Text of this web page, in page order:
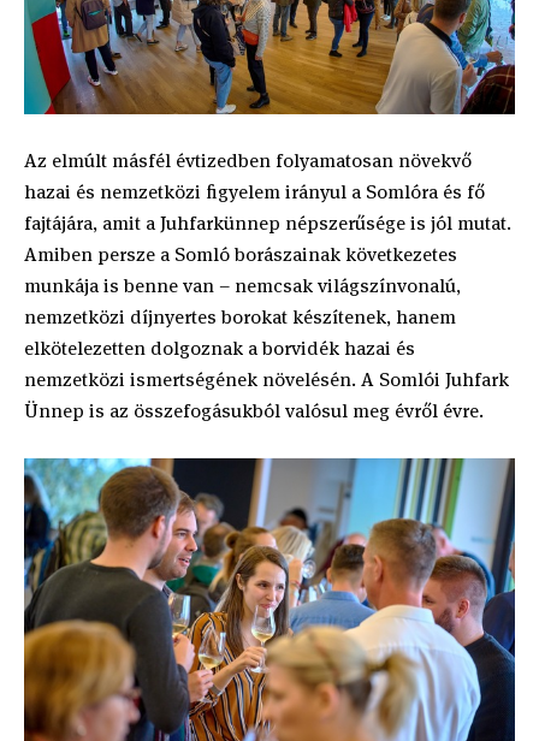
Az elmúlt másfél évtizedben folyamatosan növekvő
hazai és nemzetközi figyelem irányul a Somlóra és fő
fajtájára, amit a Juhfarkünnep népszerűsége is jól mutat.
Amiben persze a Somló borászainak következetes
munkája is benne van – nemcsak világszínvonalú,
nemzetközi díjnyertes borokat készítenek, hanem
elkötelezetten dolgoznak a borvidék hazai és
nemzetközi ismertségének növelésén. A Somlói Juhfark
Ünnep is az összefogásukból valósul meg évről évre.